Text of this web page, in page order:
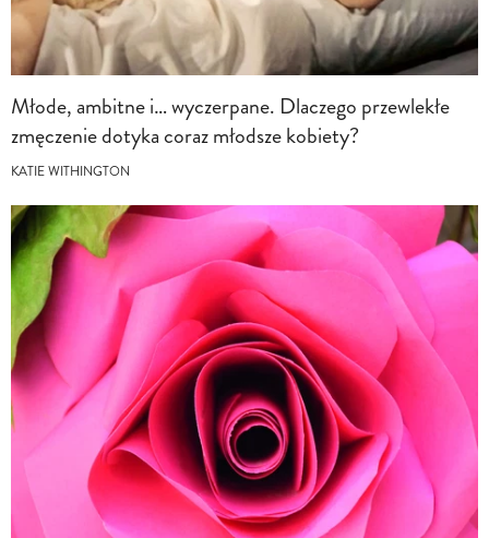
Młode, ambitne i… wyczerpane. Dlaczego przewlekłe
zmęczenie dotyka coraz młodsze kobiety?
KATIE WITHINGTON